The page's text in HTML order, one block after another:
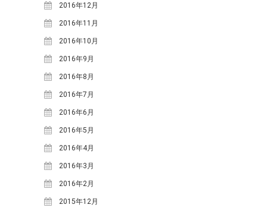
2023年7月(2)
2023年5月(3)
2023年4月(1)
2022年6月(1)
2021年11月(1)
2021年9月(2)
2021年6月(1)
2021年3月(1)
2020年10月(1)
2020年9月(2)
2020年7月(1)
2020年5月(1)
2016年12月
2016年11月
2016年10月
2016年9月
2016年8月
2016年7月
2016年6月
2016年5月
2016年4月
2016年3月
2016年2月
2015年12月